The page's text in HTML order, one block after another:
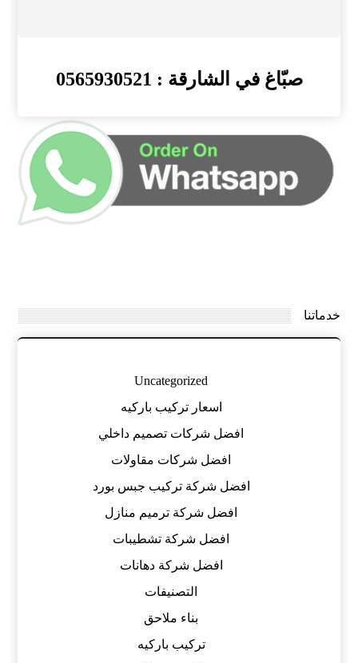
صبّاغ في الشارقة : 0565930521
خدماتنا
Uncategorized
اسعار تركيب باركيه
افضل شركات تصميم داخلي
افضل شركات مقاولات
افضل شركة تركيب جبس بورد
افضل شركة ترميم منازل
افضل شركة تشطيبات
افضل شركة دهانات
التصنيفات
بناء ملاحق
تركيب باركيه